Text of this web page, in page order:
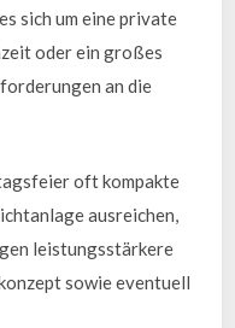
sich um eine private
oder ein großes
an die
oft kompakte
ausreichen,
leistungsstärkere
sowie eventuell